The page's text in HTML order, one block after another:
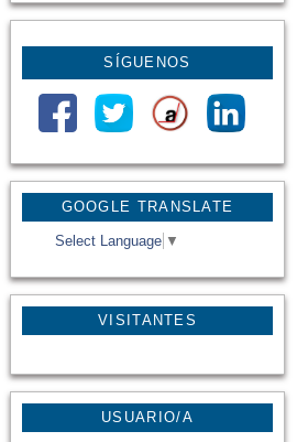
GOOGLE TRANSLATE
Select Language ▼
VISITANTES
SÍGUENOS
USUARIO/A